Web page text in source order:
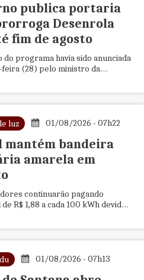
publica portaria
Desenrola
fim de agosto
do programa havia sido anunciada
(28) pelo ministro da
luz 01/08/2026 - 07h22
mantém bandeira
amarela em
continuarão pagando
R$ 1,88 a cada 100 kWh devido
01/08/2026 - 07h13